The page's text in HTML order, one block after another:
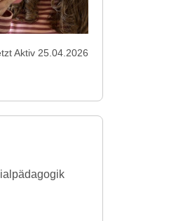
Aktiv 25.04.2026